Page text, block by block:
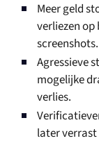
Meer geld
verliezen
screenshots.
Agressieve
mogelijke
verlies.
later